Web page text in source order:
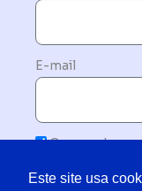
Este site usa
E-mail
Concordo